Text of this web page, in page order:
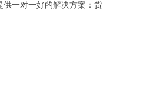
供一对一好的解决方案：货